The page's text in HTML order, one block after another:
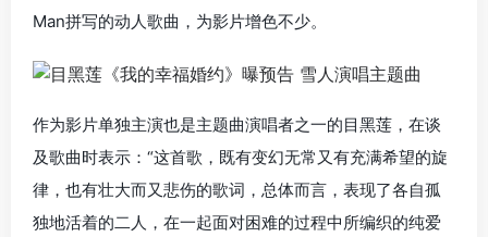
Man拼写的动人歌曲，为影片增色不少。
作为影片单独主演也是主题曲演唱者之一的目黑莲，在谈
及歌曲时表示：“这首歌，既有变幻无常又有充满希望的旋
律，也有壮大而又悲伤的歌词，总体而言，表现了各自孤
独地活着的二人，在一起面对困难的过程中所编织的纯爱